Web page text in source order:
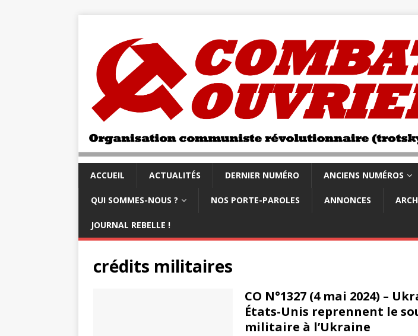
ACCUEIL ACTUALITÉS DERNIER NUMÉRO ANCIENS NUMÉROS
QUI SOMMES-NOUS ? NOS PORTE-PAROLES ANNONCES
JOURNAL REBELLE !
crédits militaires
CO N°1327 (4 mai 2024) –
États-Unis reprennent le
militaire à l’Ukraine